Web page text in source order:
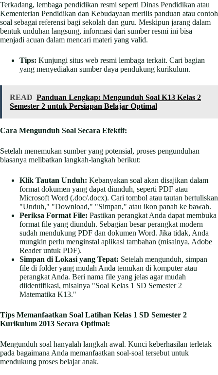
Terkadang, lembaga pendidikan resmi seperti Dinas Pendidikan atau
Kementerian Pendidikan dan Kebudayaan merilis panduan atau contoh
soal sebagai referensi bagi sekolah dan guru. Meskipun jarang dalam
bentuk unduhan langsung, informasi dari sumber resmi ini bisa
menjadi acuan dalam mencari materi yang valid.
Tips: Kunjungi situs web resmi lembaga terkait. Cari bagian
yang menyediakan sumber daya pendukung kurikulum.
READ Panduan Lengkap: Mengunduh Soal K13 Kelas 2
Semester 2 untuk Persiapan Belajar Optimal
Cara Mengunduh Soal Secara Efektif:
Setelah menemukan sumber yang potensial, proses pengunduhan
biasanya melibatkan langkah-langkah berikut:
Klik Tautan Unduh: Kebanyakan soal akan disajikan dalam
format dokumen yang dapat diunduh, seperti PDF atau
Microsoft Word (.doc/.docx). Cari tombol atau tautan bertuliskan
"Unduh," "Download," "Simpan," atau ikon panah ke bawah.
Periksa Format File: Pastikan perangkat Anda dapat membuka
format file yang diunduh. Sebagian besar perangkat modern
sudah mendukung PDF dan dokumen Word. Jika tidak, Anda
mungkin perlu menginstal aplikasi tambahan (misalnya, Adobe
Reader untuk PDF).
Simpan di Lokasi yang Tepat: Setelah mengunduh, simpan
file di folder yang mudah Anda temukan di komputer atau
perangkat Anda. Beri nama file yang jelas agar mudah
diidentifikasi, misalnya "Soal Kelas 1 SD Semester 2
Matematika K13."
Tips Memanfaatkan Soal Latihan Kelas 1 SD Semester 2
Kurikulum 2013 Secara Optimal:
Mengunduh soal hanyalah langkah awal. Kunci keberhasilan terletak
pada bagaimana Anda memanfaatkan soal-soal tersebut untuk
mendukung proses belajar anak.